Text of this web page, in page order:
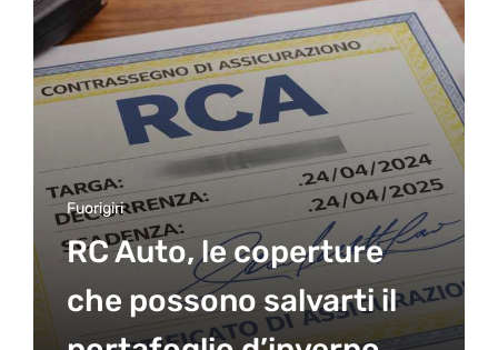
Fuorigiri
RC Auto, le coperture
che possono salvarti il